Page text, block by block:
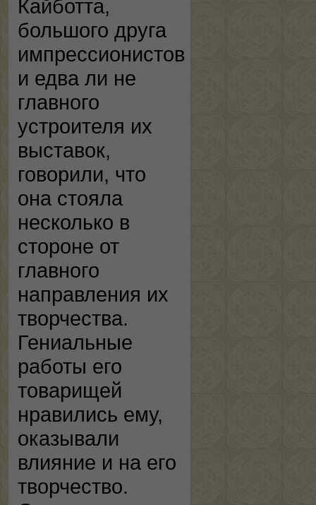
Кайботта,
большого друга
импрессионистов
и едва ли не
главного
устроителя их
выставок,
говорили, что
она стояла
несколько в
стороне от
главного
направления их
творчества.
Гениальные
работы его
товарищей
нравились ему,
оказывали
влияние и на его
творчество.